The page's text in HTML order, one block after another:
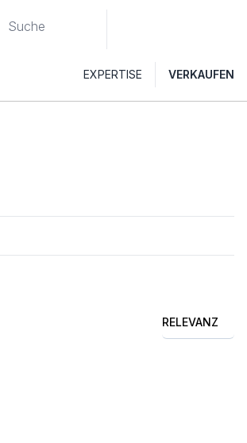
EXPERTISE VERKAUFEN
RELEVANZ